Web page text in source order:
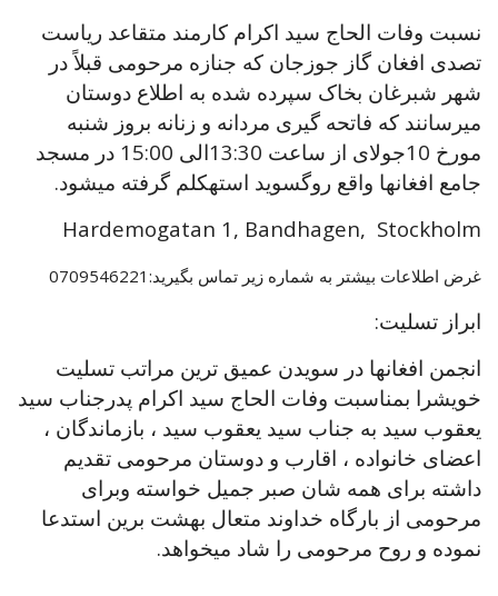
نسبت وفات الحاج سید اکرام کارمند متقاعد ریاست
تصدی افغان گاز جوزجان که جنازه مرحومی قبلاً در
شهر شبرغان بخاک سپرده شده به اطلاع دوستان
میرسانند که فاتحه گیری مردانه و زنانه بروز شنبه
مورخ 10جولای از ساعت 13:30الی 15:00 در مسجد
جامع افغانها واقع روگسوید استهکلم گرفته میشود.
Hardemogatan 1, Bandhagen, Stockholm
غرض اطلاعات بیشتر به شماره زیر تماس بگیرید:0709546221
ابراز تسلیت:
انجمن افغانها در سویدن عمیق ترین مراتب تسلیت
خویشرا بمناسبت وفات الحاج سید اکرام پدرجناب سید
یعقوب سید به جناب سید یعقوب سید ، بازماندگان ،
اعضای خانواده ، اقارب و دوستان مرحومی تقدیم
داشته برای همه شان صبر جمیل خواسته وبرای
مرحومی از بارگاه خداوند متعال بهشت برین استدعا
نموده و روح مرحومی را شاد میخواهد.